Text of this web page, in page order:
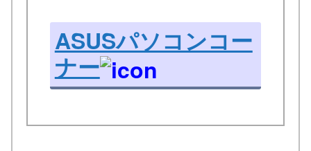
ASUSパソコンコー
ナー